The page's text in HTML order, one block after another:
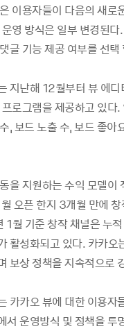
이용자들이 다음의 새로
영 방식은 일부 변경된
글 기능 제공 여부를 선택
지난해 12월부터 뷰 에
로그램을 제공하고 있다
, 보드 노출 수, 보드 좋
을 지원하는 수익 모델이
오픈 한지 3개월 만에
1월 기준 창작 채널은 누
활성화되고 있다. 카카오
보상 정책을 지속적으로
카카오 뷰에 대한 이용자
서 운영방식 및 정책을 투